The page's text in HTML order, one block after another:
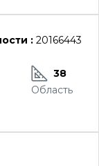
: 20166443
38
Область